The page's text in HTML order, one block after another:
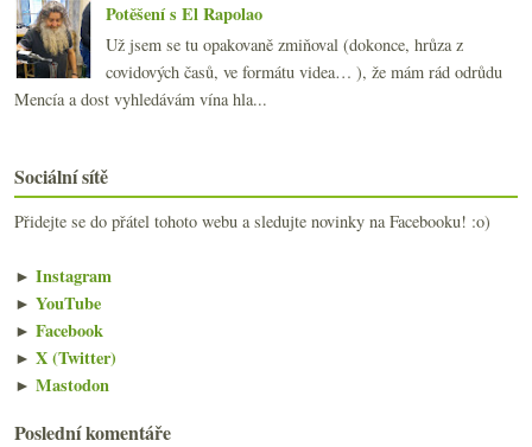
Potěšení s El Rapolao
Už jsem se tu opakovaně zmiňoval (dokonce, hrůza z
covidových časů, ve formátu videa… ), že mám rád odrůdu
Mencía a dost vyhledávám vína hla...
Sociální sítě
Přidejte se do přátel tohoto webu a sledujte novinky na Facebooku! :o)
► Instagram
► YouTube
► Facebook
► X (Twitter)
► Mastodon
Poslední komentáře